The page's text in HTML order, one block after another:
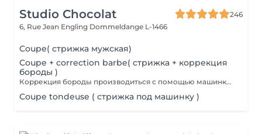
Studio Chocolat
246
6, Rue Jean Engling Dommeldange L-1466
Coupe( стрижка мужская)
Coupe + correction barbe( стрижка + коррекция
бороды )
Коррекция бороды производиться с помощью машинки для стрижки волос.
Coupe tondeuse ( стрижка под машинку )